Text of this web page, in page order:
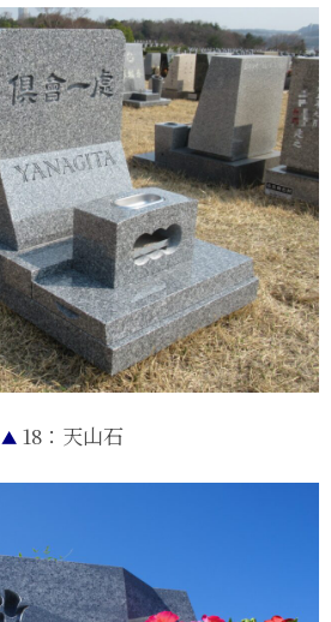
▲ 18：天山石